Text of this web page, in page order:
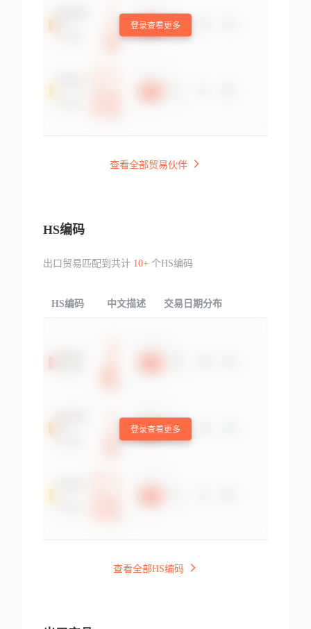
登录查看更多
查看全部贸易伙伴
HS编码
出口贸易匹配到共计 10+个HS编码
HS编码 中文描述 交易日期分布
登录查看更多
查看全部HS编码